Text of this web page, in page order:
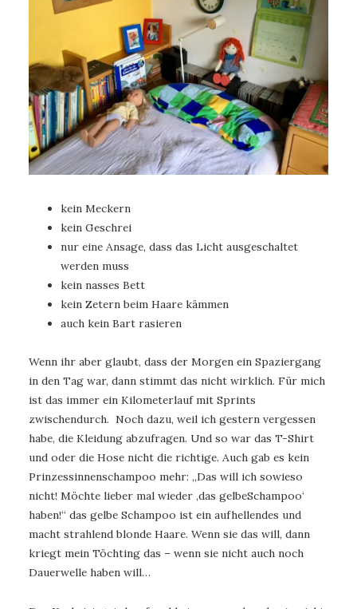
kein Meckern
kein Geschrei
nur eine Ansage, dass das Licht ausgeschaltet
werden muss
kein nasses Bett
kein Zetern beim Haare kämmen
auch kein Bart rasieren
Wenn ihr aber glaubt, dass der Morgen ein Spaziergang
in den Tag war, dann stimmt das nicht wirklich. Für mich
ist das immer ein Kilometerlauf mit Sprints
zwischendurch. Noch dazu, weil ich gestern vergessen
habe, die Kleidung abzufragen. Und so war das T-Shirt
und oder die Hose nicht die richtige. Auch gab es kein
Prinzessinnenschampoo mehr: „Das will ich sowieso
nicht! Möchte lieber mal wieder ‚das gelbeSchampoo‘
haben!“ das gelbe Schampoo ist ein aufhellendes und
macht strahlend blonde Haare. Wenn sie das will, dann
kriegt mein Töchting das – wenn sie nicht auch noch
Dauerwelle haben will…